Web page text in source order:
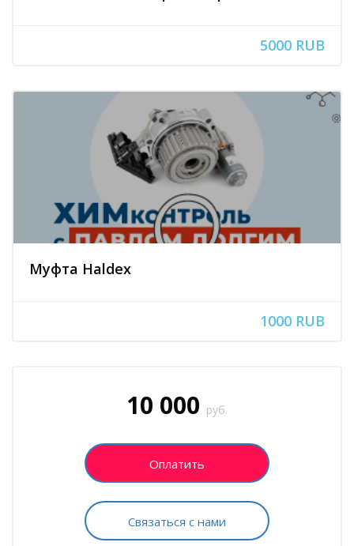
5000 RUB
Муфта Haldex
1000 RUB
10 000 руб.
Оплатить
Связаться с нами